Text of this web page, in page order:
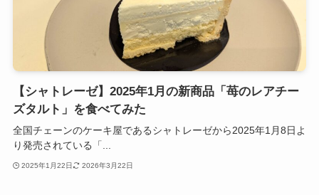
【シャトレーゼ】2025年1月の新商品「苺のレアチー
ズタルト」を食べてみた
全国チェーンのケーキ屋であるシャトレーゼから2025年1月8日よ
り発売されている「...
2025年1月22日 2026年3月22日